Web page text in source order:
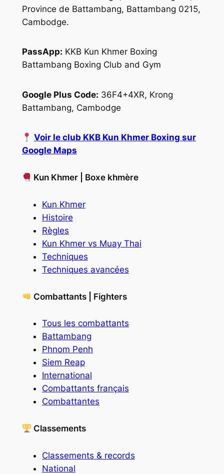
Province de Battambang, Battambang 0215,
Cambodge.
PassApp: KKB Kun Khmer Boxing
Battambang Boxing Club and Gym
Google Plus Code: 36F4+4XR, Krong
Battambang, Cambodge
Voir le club KKB Kun Khmer Boxing sur
Google Maps
Kun Khmer | Boxe khmère
Kun Khmer
Histoire
Règles
Kun Khmer vs Muay Thai
Techniques
Techniques avancées
Combattants | Fighters
Tous les combattants
Battambang
Phnom Penh
Siem Reap
International
Combattants français
Combattantes
Classements
Classements & records
National